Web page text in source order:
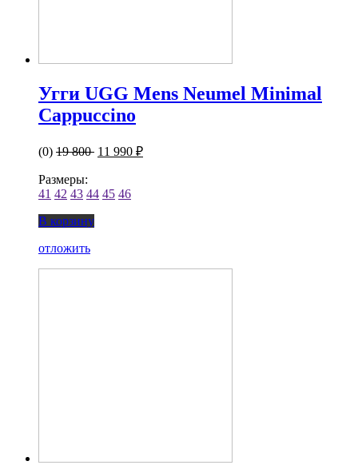
Угги UGG Mens Neumel Minimal
Cappuccino
(0) 19 800 11 990 ₽
Размеры:
41 42 43 44 45 46
В корзину
отложить